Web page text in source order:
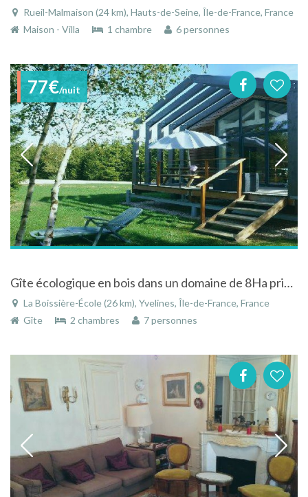
Rueil-Malmaison (24 km), Hauts-de-Seine, Île-de-France, France
Maison - Villa
1 chambre 6 personnes
77€/nuit
Gîte écologique en bois dans un domaine de 8Ha privé près de Rambouillet
La Boissière-École (26 km), Yvelines, Île-de-France, France
Gîte
2 chambres 7 personnes